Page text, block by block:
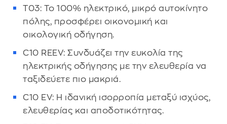
T03: Το 100% ηλεκτρικό, μικρό αυτοκίνητο
πόλης, προσφέρει οικονομική και
οικολογική οδήγηση.
C10 REEV: Συνδυάζει την ευκολία της
ηλεκτρικής οδήγησης με την ελευθερία να
ταξιδεύετε πιο μακριά.
C10 EV: Η ιδανική ισορροπία μεταξύ ισχύος,
ελευθερίας και αποδοτικότητας.